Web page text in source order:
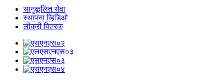
सानुकूलित सेवा
स्थापना व्हिडिओ
लीक्री वितरक